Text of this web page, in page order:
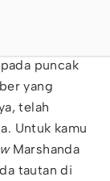
puncak
yang
telah
Untuk kamu
Marshanda
tautan di